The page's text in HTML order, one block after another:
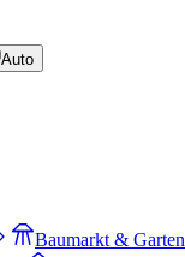
Auto
Baumarkt & Garten